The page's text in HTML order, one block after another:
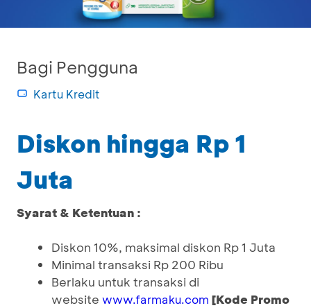
Bagi Pengguna
Kartu Kredit
Diskon hingga Rp 1
Juta
Syarat & Ketentuan :
Diskon 10%, maksimal diskon Rp 1 Juta
Minimal transaksi Rp 200 Ribu
Berlaku untuk transaksi di
website www.farmaku.com [Kode Promo